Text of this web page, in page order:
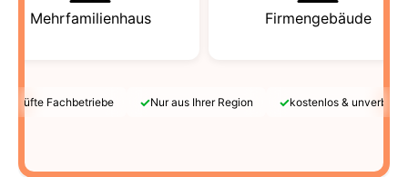
Mehrfamilienhaus Firmengebäude
Fachbetriebe ✓Nur aus Ihrer Region ✓kostenlos &